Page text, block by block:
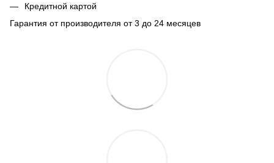
Кредитной картой
Гарантия от производителя от 3 до 24 месяцев